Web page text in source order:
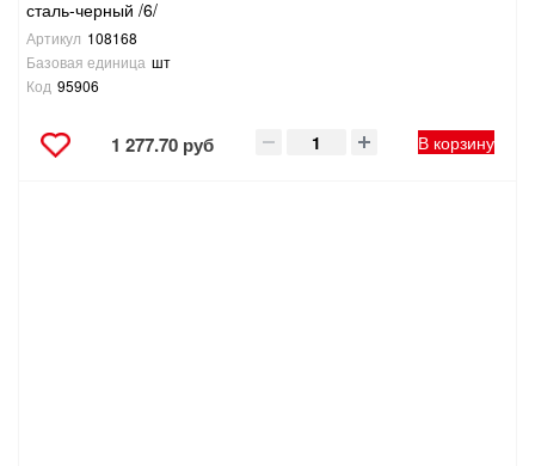
сталь-черный /6/
Артикул 108168
Базовая единица шт
Код 95906
1 277.70 руб В корзину